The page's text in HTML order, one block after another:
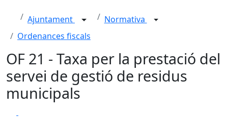
Ajuntament
Normativa
Ordenances fiscals
OF 21 - Taxa per la prestació del
servei de gestió de residus
municipals